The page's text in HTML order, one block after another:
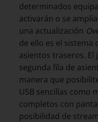
determinados
activarán o se
una actualización
de ello es el
asientos traseros. El
segunda fila de
manera que
USB sencillas como
completos con
posibilidad de